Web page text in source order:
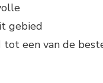
gebied
een van de